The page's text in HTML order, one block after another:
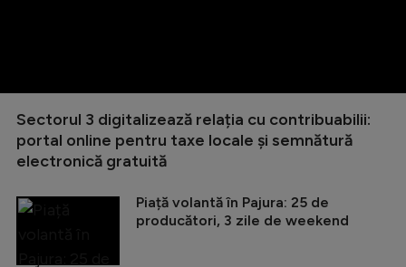
Sectorul 3 digitalizează relația cu contribuabilii:
portal online pentru taxe locale și semnătură
electronică gratuită
Piață volantă în Pajura: 25 de
producători, 3 zile de weekend